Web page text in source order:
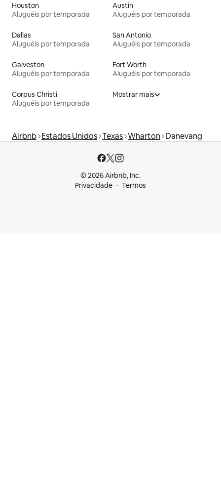
Houston
Aluguéis por temporada
Austin
Aluguéis por temporada
Dallas
Aluguéis por temporada
San Antonio
Aluguéis por temporada
Galveston
Aluguéis por temporada
Fort Worth
Aluguéis por temporada
Corpus Christi
Aluguéis por temporada
Mostrar mais
Airbnb Estados Unidos Texas Wharton Danevang
© 2026 Airbnb, Inc.
Privacidade
Termos